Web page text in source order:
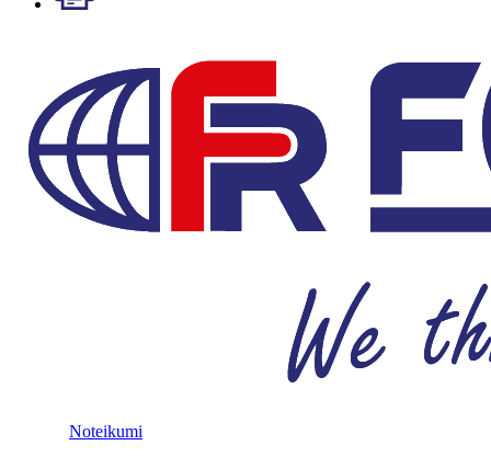
Noteikumi